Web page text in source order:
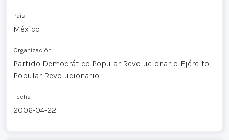
País
México
Organización
Partido Democrático Popular Revolucionario-Ejército
Popular Revolucionario
Fecha
2006-04-22